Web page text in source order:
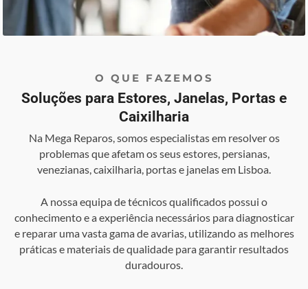
O QUE FAZEMOS
Soluções para Estores, Janelas, Portas e
Caixilharia
Na Mega Reparos, somos especialistas em resolver os
problemas que afetam os seus estores, persianas,
venezianas, caixilharia, portas e janelas em Lisboa.
A nossa equipa de técnicos qualificados possui o
conhecimento e a experiência necessários para diagnosticar
e reparar uma vasta gama de avarias, utilizando as melhores
práticas e materiais de qualidade para garantir resultados
duradouros.